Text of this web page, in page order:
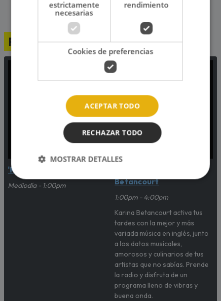
Programación
'Ranking Planeta'
Mediodía - 1:00pm
Betancourt
1:00pm - 4:00pm
Karina Betancourt activa tus
tardes con la mejor y más
variada música en inglés, junto
a los datos musicales,
amorosos y culinarios de tus
artistas que no sabías. Prende
la radio y disfruta de un
programa lleno de vibras y
buena onda.
estrictamente
necesarias
rendimiento
Cookies de preferencias
ACEPTAR TODO
RECHAZAR TODO
MOSTRAR DETALLES